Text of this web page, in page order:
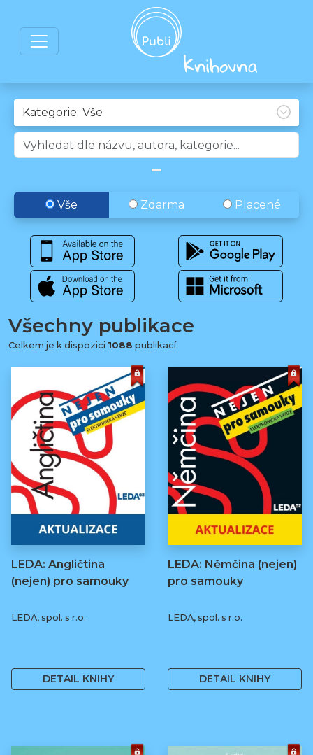
Kategorie:
Vše Zdarma Placené
Všechny publikace
Celkem je k dispozici 1088 publikací
LEDA: Angličtina
(nejen) pro samouky
LEDA, spol. s r.o.
DETAIL KNIHY
LEDA: Němčina (nejen)
pro samouky
LEDA, spol. s r.o.
DETAIL KNIHY